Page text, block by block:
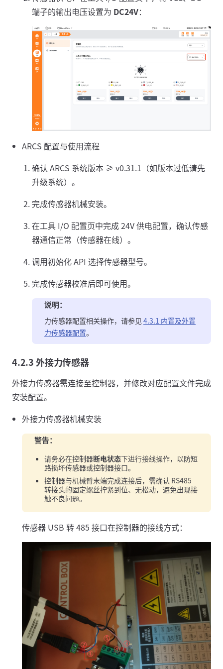
端子的输出电压设置为 DC24V：
ARCS 配置与使用流程
确认 ARCS 系统版本 ≥ v0.31.1（如版本过低请先
升级系统）。
完成传感器机械安装。
在工具 I/O 配置页中完成 24V 供电配置，确认传感
器通信正常（传感器在线）。
调用初始化 API 选择传感器型号。
完成传感器校准后即可使用。
说明：
力传感器配置相关操作，请参见 4.3.1 内置及外置
力传感器配置。
4.2.3 外接力传感器
外接力传感器需连接至控制器，并修改对应配置文件完成
安装配置。
外接力传感器机械安装
警告：
请务必在控制器断电状态下进行接线操作，以防短
路损坏传感器或控制器接口。
控制器与机械臂末端完成连接后，需确认 RS485
转接头的固定螺丝拧紧到位、无松动，避免出现接
触不良问题。
传感器 USB 转 485 接口在控制器的接线方式：